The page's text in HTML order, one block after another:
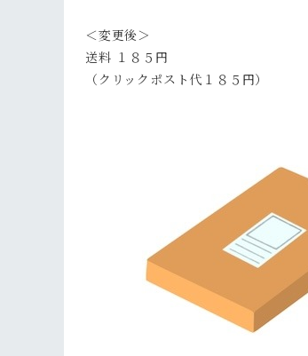
＜変更後＞
送料 １８５円
（クリックポスト代１８５円）